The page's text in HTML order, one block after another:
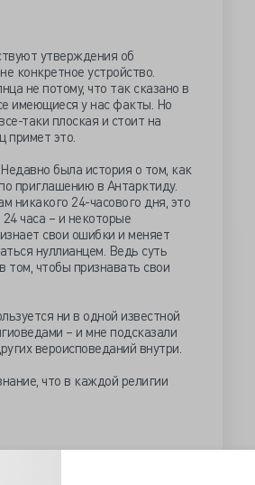
утверждения об
конкретное устройство.
не потому, что так сказано в
имеющиеся у нас факты. Но
таки плоская и стоит на
примет это.
была история о том, как
приглашению в Антарктиду.
никакого 24-часового дня, это
часа – и некоторые
свои ошибки и меняет
нуллианцем. Ведь суть
том, чтобы признавать свои
ни в одной известной
– и мне подсказали
вероисповеданий внутри.
что в каждой религии